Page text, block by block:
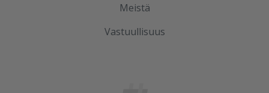
Meistä
Vastuullisuus